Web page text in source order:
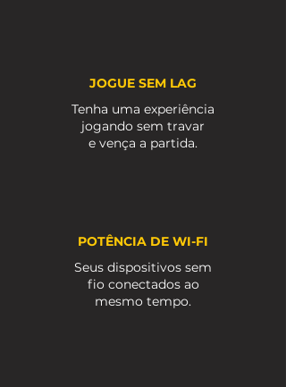
JOGUE SEM LAG
Tenha uma experiência
jogando sem travar
e vença a partida.
POTÊNCIA DE WI-FI
Seus dispositivos sem
fio conectados ao
mesmo tempo.